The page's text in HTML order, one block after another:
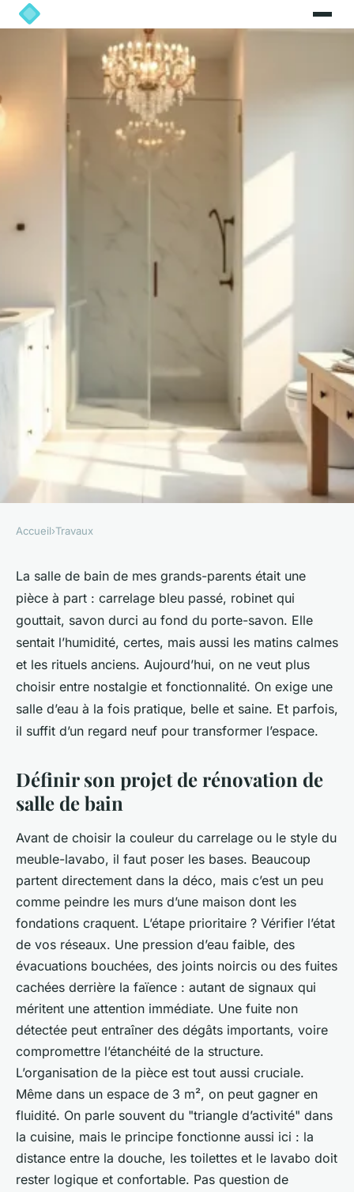
Rénovation salle de bain :
transformez votre espace avec
nos astuces
Auberte•02/06/2026 16:33•11 min de lecture
Accueil›Travaux
La salle de bain de mes grands-parents était une
pièce à part : carrelage bleu passé, robinet qui
gouttait, savon durci au fond du porte-savon. Elle
sentait l’humidité, certes, mais aussi les matins calmes
et les rituels anciens. Aujourd’hui, on ne veut plus
choisir entre nostalgie et fonctionnalité. On exige une
salle d’eau à la fois pratique, belle et saine. Et parfois,
il suffit d’un regard neuf pour transformer l’espace.
Définir son projet de rénovation de
salle de bain
Avant de choisir la couleur du carrelage ou le style du
meuble-lavabo, il faut poser les bases. Beaucoup
partent directement dans la déco, mais c’est un peu
comme peindre les murs d’une maison dont les
fondations craquent. L’étape prioritaire ? Vérifier l’état
de vos réseaux. Une pression d’eau faible, des
évacuations bouchées, des joints noircis ou des fuites
cachées derrière la faïence : autant de signaux qui
méritent une attention immédiate. Une fuite non
détectée peut entraîner des dégâts importants, voire
compromettre l’étanchéité de la structure.
L’organisation de la pièce est tout aussi cruciale.
Même dans un espace de 3 m², on peut gagner en
fluidité. On parle souvent du "triangle d’activité" dans
la cuisine, mais le principe fonctionne aussi ici : la
distance entre la douche, les toilettes et le lavabo doit
rester logique et confortable. Pas question de